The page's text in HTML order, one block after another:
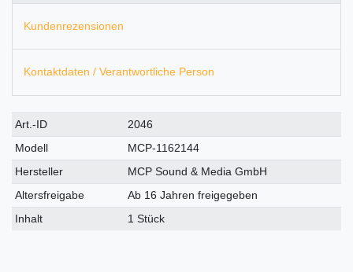
Kundenrezensionen
Kontaktdaten / Verantwortliche Person
Technisches
Merkmal
Wert
Art.-ID
2046
Modell
MCP-1162144
Hersteller
MCP Sound & Media GmbH
Altersfreigabe
Ab 16 Jahren freigegeben
Inhalt
1 Stück